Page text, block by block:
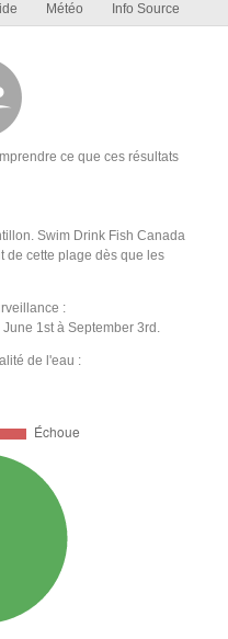
Météo Info Source
ce que ces résultats
Swim Drink Fish Canada
de cette plage dès que les
:
1st à September 3rd.
de l'eau :